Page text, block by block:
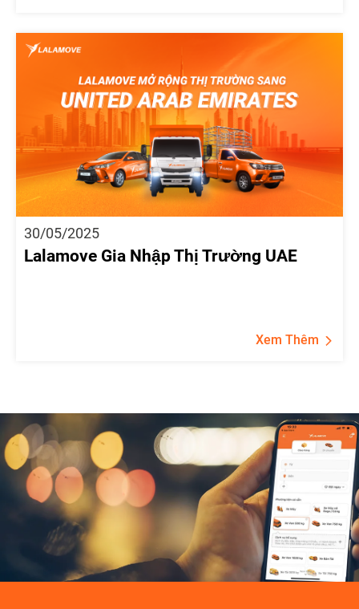
30/05/2025
Lalamove Gia Nhập Thị Trường UAE
Xem Thêm